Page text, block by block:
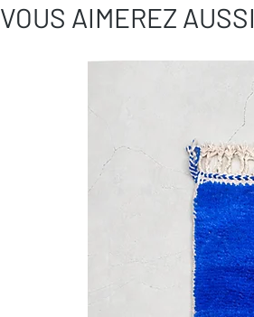
VOUS AIMEREZ AUSSI